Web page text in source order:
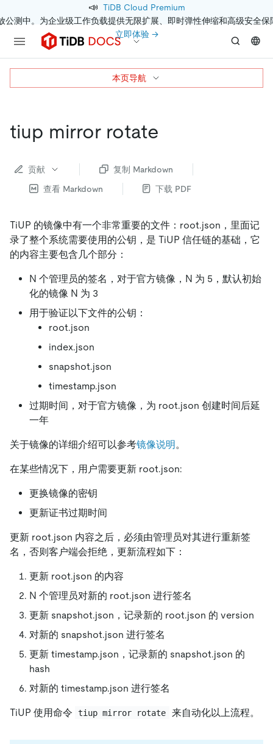
📣 TiDB Cloud Premium
公测中。为企业级工作负载提供无限扩展、即时弹性伸缩和高级安全保
立即体验 →
tiup mirror rotate
贡献
复制 Markdown
查看 Markdown
下载 PDF
TiUP 的镜像中有一个非常重要的文件：root.json，里面记
录了整个系统需要使用的公钥，是 TiUP 信任链的基础，它
的内容主要包含几个部分：
N 个管理员的签名，对于官方镜像，N 为 5，默认初始
化的镜像 N 为 3
用于验证以下文件的公钥：
root.json
index.json
snapshot.json
timestamp.json
过期时间，对于官方镜像，为 root.json 创建时间后延
一年
关于镜像的详细介绍可以参考镜像说明。
在某些情况下，用户需要更新 root.json:
更换镜像的密钥
更新证书过期时间
更新 root.json 内容之后，必须由管理员对其进行重新签
名，否则客户端会拒绝，更新流程如下：
更新 root.json 的内容
N 个管理员对新的 root.json 进行签名
更新 snapshot.json，记录新的 root.json 的 version
对新的 snapshot.json 进行签名
更新 timestamp.json，记录新的 snapshot.json 的
hash
对新的 timestamp.json 进行签名
TiUP 使用命令 tiup mirror rotate 来自动化以上流程。
本页导航